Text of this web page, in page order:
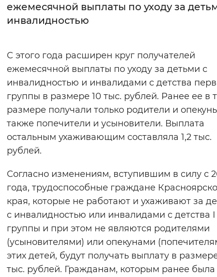
Интервал между буквами
Цвет сайта
Синий фон
Изображения
Включены Выключены
Воспроизвести Остановить
Вернуть стандартные настройки
ежемесячной выплаты по уходу за
инвалидностью
С этого года расширен круг получателей
ежемесячной выплаты по уходу за детьми с
инвалидностью и инвалидами с детства
группы в размере 10 тыс. рублей. Ранее ее в
размере получали только родители и
также попечители и усыновители. Выплата
остальным ухаживающим составляла 1,2 тыс.
рублей.
Согласно изменениям, вступившим в силу с
года, трудоспособные граждане
края, которые не работают и ухаживают за
с инвалидностью или инвалидами с детства I
группы и при этом не являются родителями
(усыновителями) или опекунами
этих детей, будут получать выплату в
тыс. рублей. Гражданам, которым ранее была